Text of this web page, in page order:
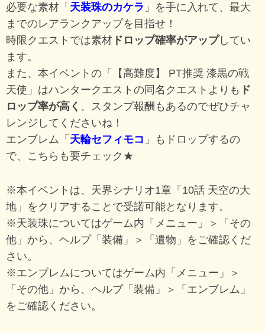
必要な素材「 天装珠のカケラ 」を手に入れて、最大
までのレアランクアップを目指せ！
時限クエストでは素材 ドロップ確率がアップしてい
ます。
また、本イベントの「【高難度】 PT推奨 漆黒の戦
天使」はハンタークエストの同名クエストよりも ド
ロップ率が高く 、スタンプ報酬もあるのでぜひチャ
レンジしてくださいね！
エンブレム「 天輪セフィモコ 」もドロップするの
で、こちらも要チェック★
※本イベントは、天界シナリオ1章「10話 天空の大
地」をクリアすることで受諾可能となります。
※天装珠についてはゲーム内「メニュー」＞「その
他」から、ヘルプ「装備」＞「遺物」をご確認くだ
さい。
※エンブレムについてはゲーム内「メニュー」＞
「その他」から、ヘルプ「装備」＞「エンブレム」
をご確認ください。